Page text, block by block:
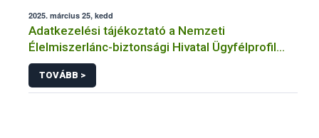
2025. március 25, kedd
Adatkezelési tájékoztató a Nemzeti
Élelmiszerlánc-biztonsági Hivatal Ügyfélprofil
Rendszerben kistermelői tevékenység
témakörben intézhető közhatalmi eljárásaihoz
kapcsolódó adatkezeléséhez
TOVÁBB >